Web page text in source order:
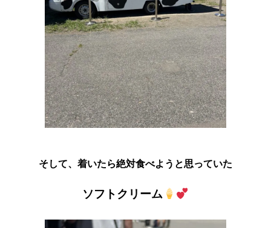
そして、着いたら絶対食べようと思っていた
ソフトクリーム